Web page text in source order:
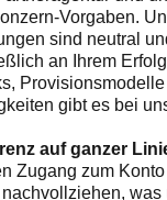
Vorgaben.
sind neutral
an Ihrem
gibt es bei
auf ganzer
Zugang zum
was